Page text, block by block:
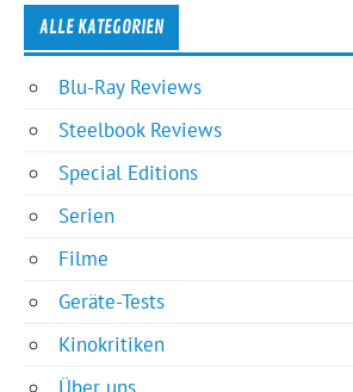
ALLE KATEGORIEN
Blu-Ray Reviews
Steelbook Reviews
Special Editions
Serien
Filme
Geräte-Tests
Kinokritiken